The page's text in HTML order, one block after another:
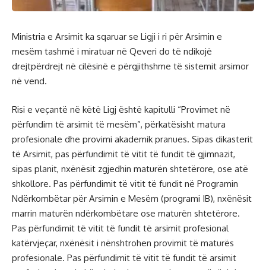
Ministria e Arsimit ka sqaruar se Ligji i ri për Arsimin e
mesëm tashmë i miratuar në Qeveri do të ndikojë
drejtpërdrejt në cilësinë e përgjithshme të sistemit arsimor
në vend.
Risi e veçantë në këtë Ligj është kapitulli “Provimet në
përfundim të arsimit të mesëm”, përkatësisht matura
profesionale dhe provimi akademik pranues. Sipas dikasterit
të Arsimit, pas përfundimit të vitit të fundit të gjimnazit,
sipas planit, nxënësit zgjedhin maturën shtetërore, ose atë
shkollore. Pas përfundimit të vitit të fundit në Programin
Ndërkombëtar për Arsimin e Mesëm (programi IB), nxënësit
marrin maturën ndërkombëtare ose maturën shtetërore.
Pas përfundimit të vitit të fundit të arsimit profesional
katërvjeçar, nxënësit i nënshtrohen provimit të maturës
profesionale. Pas përfundimit të vitit të fundit të arsimit